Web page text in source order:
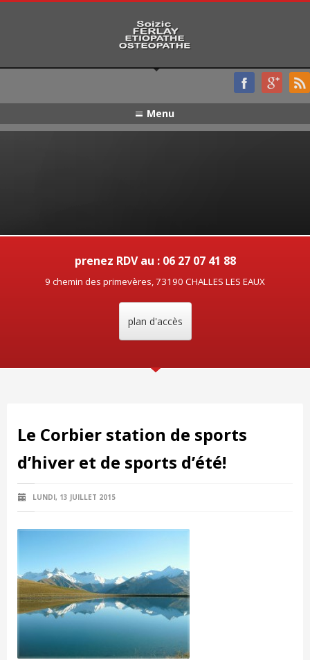
Menu
prenez RDV au : 06 27 07 41 88
9 chemin des primevères, 73190 CHALLES LES EAUX
plan d'accès
Le Corbier station de sports
d’hiver et de sports d’été!
LUNDI, 13 JUILLET 2015